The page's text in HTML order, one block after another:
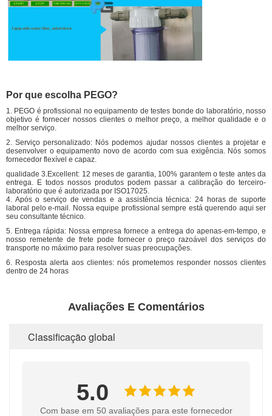
Por que escolha PEGO?
1. PEGO é profissional no equipamento de testes bonde do laboratório, nosso
objetivo é fornecer nossos clientes o melhor preço, a melhor qualidade e o
melhor serviço.
2. Serviço personalizado: Nós podemos ajudar nossos clientes a projetar e
desenvolver o equipamento novo de acordo com sua exigência. Nós somos
fornecedor flexível e capaz.
qualidade 3.Excellent: 12 meses de garantia, 100% garantem o teste antes da
entrega. E todos nossos produtos podem passar a calibração do terceiro-
laboratório que é autorizada por ISO17025.
4. Após o serviço de vendas e a assistência técnica: 24 horas de suporte
laboral pelo e-mail. Nossa equipe profissional sempre está querendo aqui ser
seu consultante técnico.
5. Entrega rápida: Nossa empresa fornece a entrega do apenas-em-tempo, e
nosso remetente de frete pode fornecer o preço razoável dos serviços do
transporte no máximo para resolver suas preocupações.
6. Resposta alerta aos clientes: nós prometemos responder nossos clientes
dentro de 24 horas
Avaliações E Comentários
Classificação global
5.0
Com base em 50 avaliações para este fornecedor